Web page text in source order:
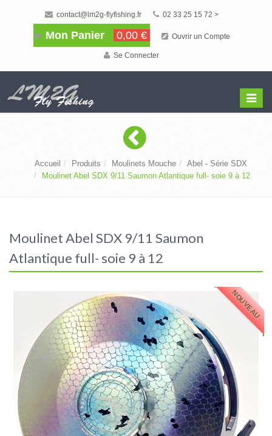
contact@lm2g-flyfishing.fr 02 33 25 15 72 >
Mon Panier 0,00 € Ouvrir un Compte
Se Connecter
Menu
Accueil Produits Moulinets Mouche
Abel - Série SDX
Moulinet Abel SDX 9/11 Saumon Atlantique full- soie 9 à 12
Moulinet Abel SDX 9/11 Saumon
Atlantique full- soie 9 à 12
NOUVEAU